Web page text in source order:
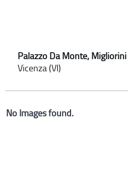
Palazzo Da Monte, Migliorini
Vicenza (VI)
No Images found.